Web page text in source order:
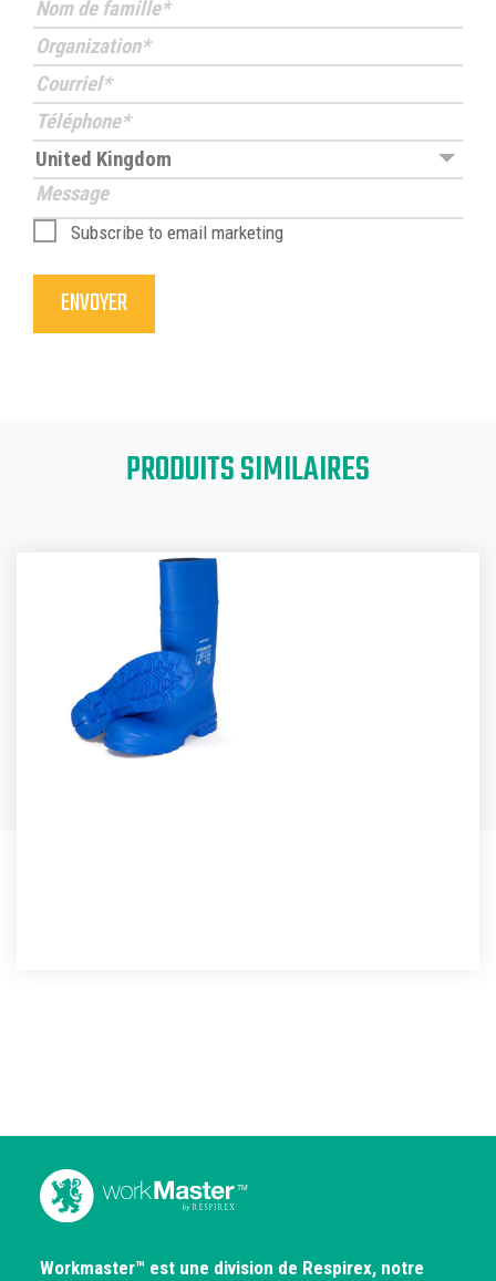
Subscribe to email marketing
PRODUITS SIMILAIRES
PLUS DE DÉTAILS
Workmaster™ est une division de Respirex, notre